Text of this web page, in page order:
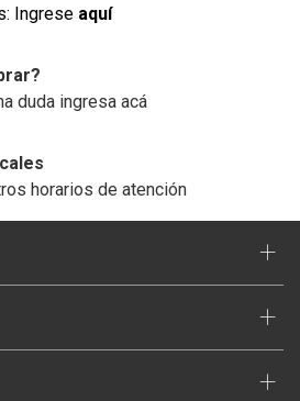
Ingrese aquí
duda ingresa acá
horarios de atención
+
+
+